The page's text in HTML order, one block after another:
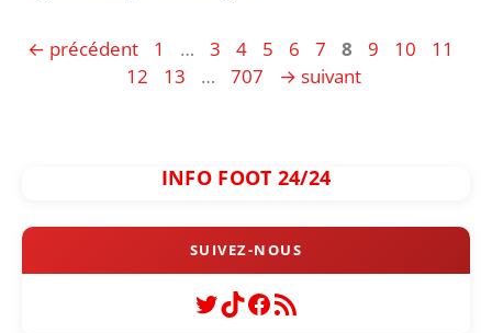
← précédent Page
1 … Page
3 Page
4 Page
5 Page
6 Page
7 Page
8 Page
9 Page
10 Page
11
12
Page
13 … Page
707 → suivant
INFO FOOT 24/24
Twitter
TikTok
Facebook
Flux RSS